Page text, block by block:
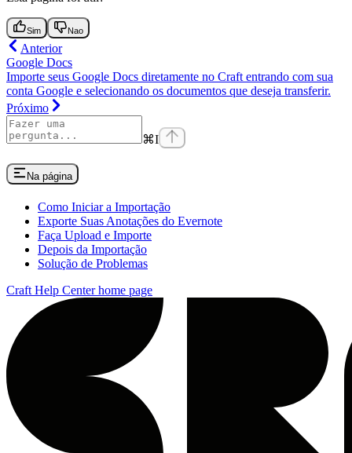
Sim Nao
Anterior
Google Docs
Importe seus Google Docs diretamente no Craft entrando com sua
conta Google e selecionando os documentos que deseja transferir.
Próximo
⌘I
Na página
Como Iniciar a Importação
Exporte Suas Anotações do Evernote
Faça Upload e Importe
Depois da Importação
Solução de Problemas
Craft Help Centerhome page